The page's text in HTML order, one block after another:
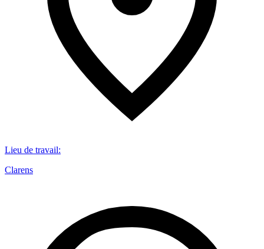
Lieu de travail:
Clarens